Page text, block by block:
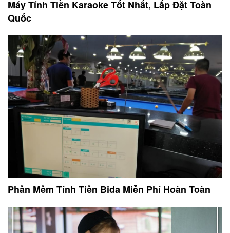
Máy Tính Tiền Karaoke Tốt Nhất, Lắp Đặt Toàn
Quốc
Phần Mềm Tính Tiền Bida Miễn Phí Hoàn Toàn